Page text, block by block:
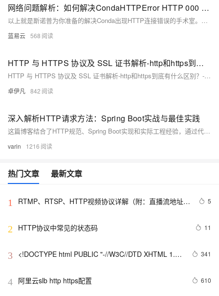
网络问题解析：如何解决CondaHTTPError HTTP 000 CONNECTION FAILED错误。
以上就是斯诺普为你准备的解决Conda出现HTTP连接错误的手术室。希望这辆小车可以顺利驶出棘手的泥潭，再次在自由的大路上疾驰。一切的尝试和努力，只为更好的探索与开发。
蓝易云 568
HTTP 与 HTTPS 协议及 SSL 证书解析-http和https到底有什么区别？-优雅草卓伊凡
HTTP 与 HTTPS 协议及 SSL 证书解析-http和https到底有什么区别？-优雅草卓伊凡
卓伊凡 842
深入解析HTTP请求方法：Spring Boot实战与最佳实践
这篇博客结合了HTTP规范、Spring Boot实现和实际工程经验，通过代码示例、对比表格和架构图等方式，系统性地讲解了不同HTTP方法的应用场景和最佳实践。
varin 1216
热门文章 最新文章
1
RTMP、RTSP、HTTP视频协议详解（附：直播流地址、
5
2 HTTP协议中常见的状态码 11
3
<!DOCTYPE html PUBLIC "-//W3C//DTD XHTML 1.0
"http://www.w3.org/TR/xhtml1/DTD/xhtml1-strict.dtd">
341
4 阿里云slb http https配置 610